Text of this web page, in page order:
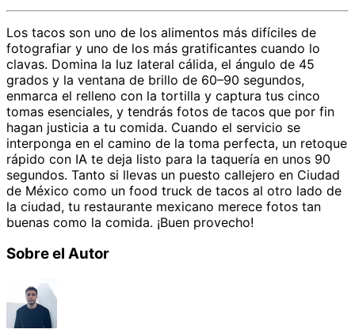
Los tacos son uno de los alimentos más difíciles de
fotografiar y uno de los más gratificantes cuando lo
clavas. Domina la luz lateral cálida, el ángulo de 45
grados y la ventana de brillo de 60–90 segundos,
enmarca el relleno con la tortilla y captura tus cinco
tomas esenciales, y tendrás fotos de tacos que por fin
hagan justicia a tu comida. Cuando el servicio se
interponga en el camino de la toma perfecta, un retoque
rápido con IA te deja listo para la taquería en unos 90
segundos. Tanto si llevas un puesto callejero en Ciudad
de México como un food truck de tacos al otro lado de
la ciudad, tu restaurante mexicano merece fotos tan
buenas como la comida. ¡Buen provecho!
Sobre el Autor